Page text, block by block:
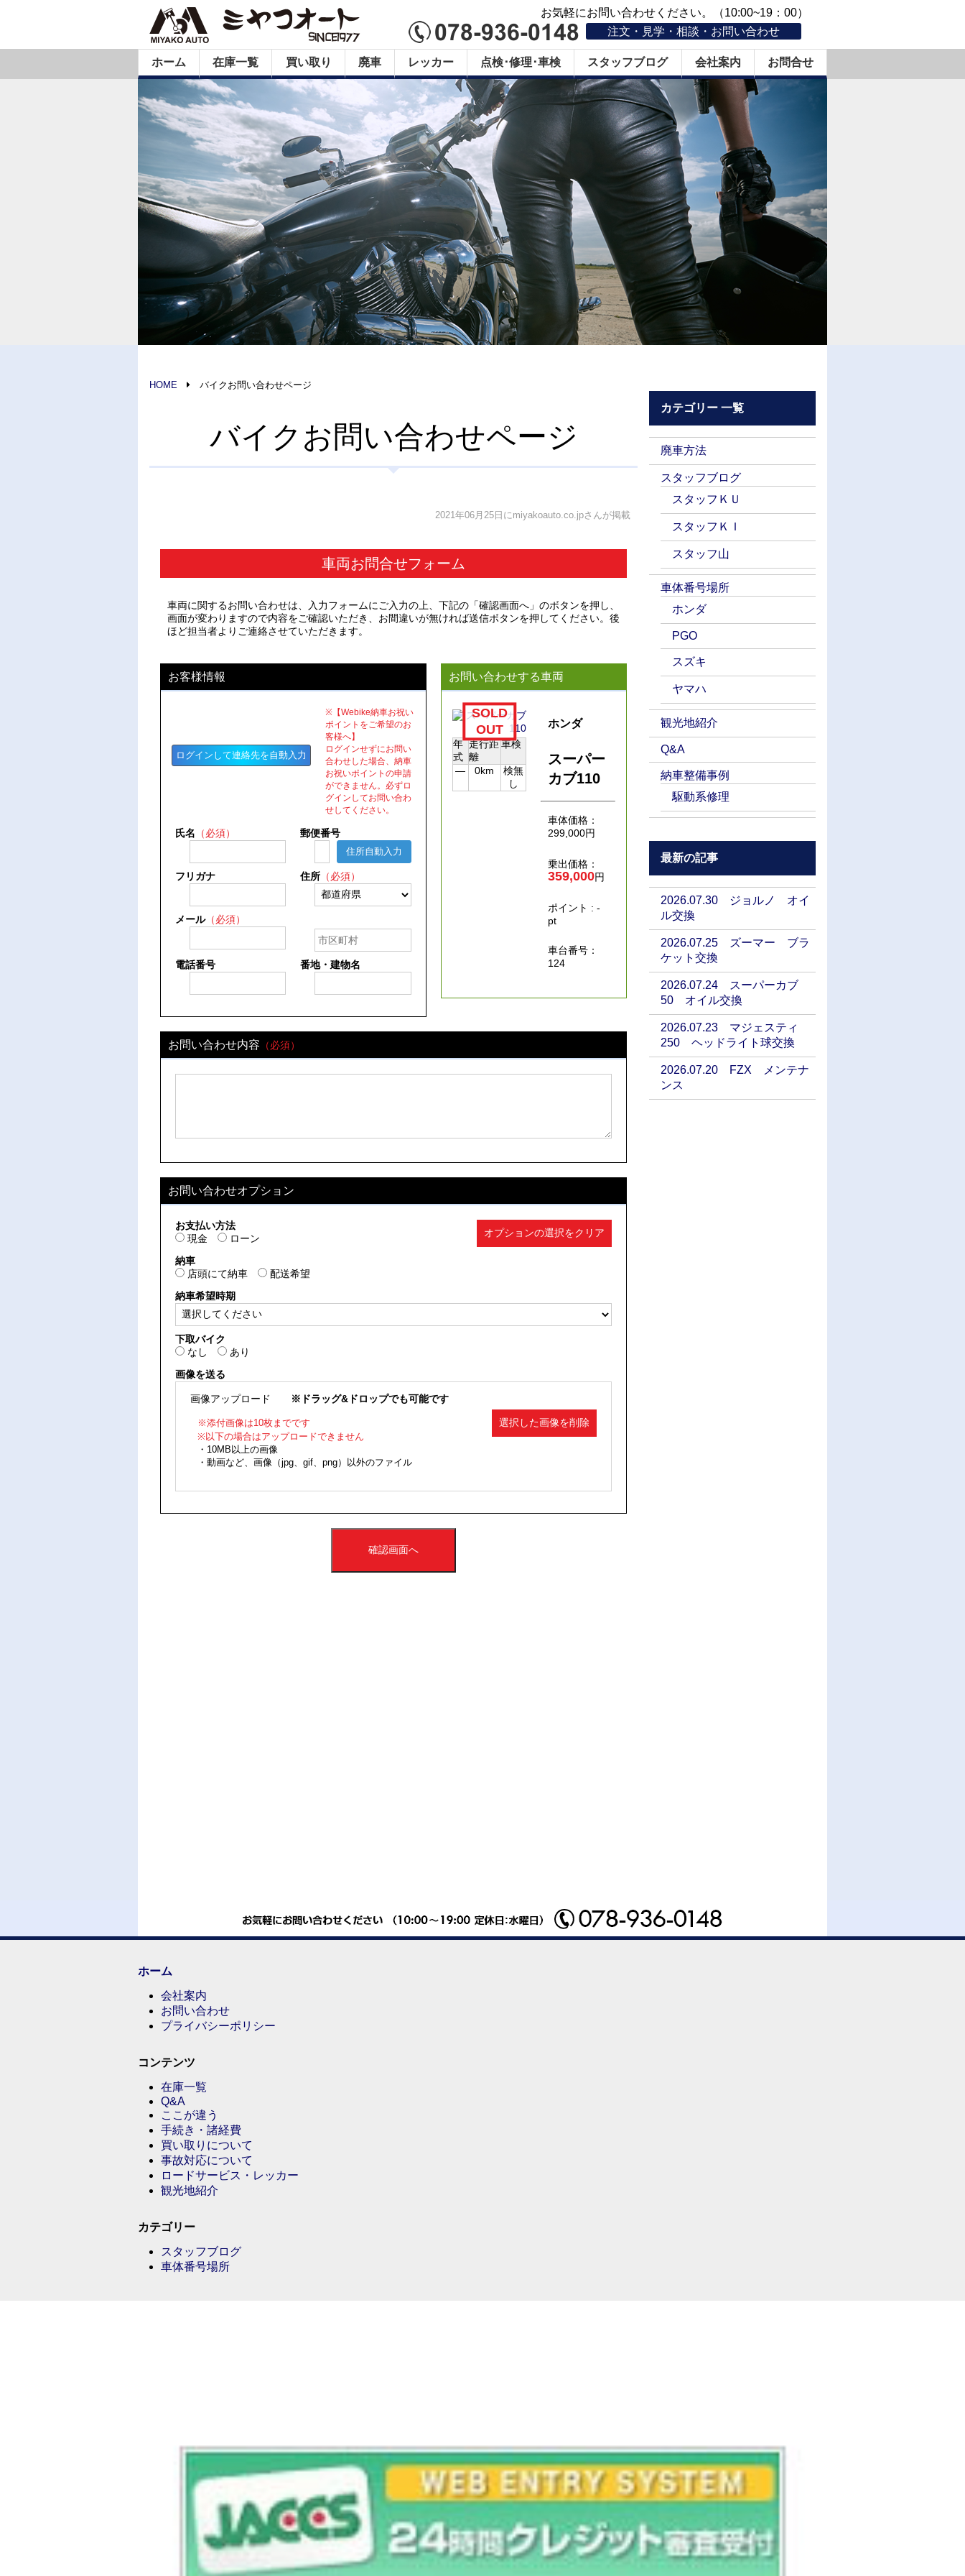
お気軽にお問い合わせください。（10:00~19：00）
注文・見学・相談・お問い合わせ
ホーム 在庫一覧 買い取り 廃車 レッカー 点検･修理･車検 スタッフブログ 会社案内 お問合せ
HOME バイクお問い合わせページ
バイクお問い合わせページ
2021年06月25日にmiyakoauto.co.jpさんが掲載
車両お問合せフォーム
車両に関するお問い合わせは、入力フォームにご入力の上、下記の「確認画面へ」のボタンを押し、
画面が変わりますので内容をご確認いただき、お間違いが無ければ送信ボタンを押してください。後
ほど担当者よりご連絡させていただきます。
お客様情報
ログインして連絡先を自動入力
※【Webike納車お祝い
ポイントをご希望のお
客様へ】
ログインせずにお問い
合わせした場合、納車
お祝いポイントの申請
ができません。必ずロ
グインしてお問い合わ
せしてください。
氏名 （必須） 郵便番号
住所自動入力
フリガナ 住所 （必須）
メール（必須）
電話番号 番地・建物名
お問い合わせする車両
年
式
走行距
離
車検
― 0km
検無
し
ホンダ
スーパー
カブ110
車体価格：
299,000円
乗出価格：
359,000円
ポイント : -
pt
車台番号：
124
お問い合わせ内容 （必須）
お問い合わせオプション
オプションの選択をクリア
お支払い方法
現金
ローン
納車
店頭にて納車
配送希望
納車希望時期
下取バイク
なし
あり
画像を送る
画像アップロード ※ドラッグ&ドロップでも可能です
選択した画像を削除
※添付画像は10枚までです
※以下の場合はアップロードできません
・10MB以上の画像
・動画など、画像（jpg、gif、png）以外のファイル
確認画面へ
カテゴリー 一覧
廃車方法
スタッフブログ
スタッフＫＵ
スタッフＫＩ
スタッフ山
車体番号場所
ホンダ
PGO
スズキ
ヤマハ
観光地紹介
Q&A
納車整備事例
駆動系修理
最新の記事
2026.07.30 ジョルノ オイ
ル交換
2026.07.25 ズーマー ブラ
ケット交換
2026.07.24 スーパーカブ
50 オイル交換
2026.07.23 マジェスティ
250 ヘッドライト球交換
2026.07.20 FZX メンテナ
ンス
ホーム
会社案内
お問い合わせ
プライバシーポリシー
コンテンツ
在庫一覧
Q&A
ここが違う
手続き・諸経費
買い取りについて
事故対応について
ロードサービス・レッカー
観光地紹介
カテゴリー
スタッフブログ
車体番号場所